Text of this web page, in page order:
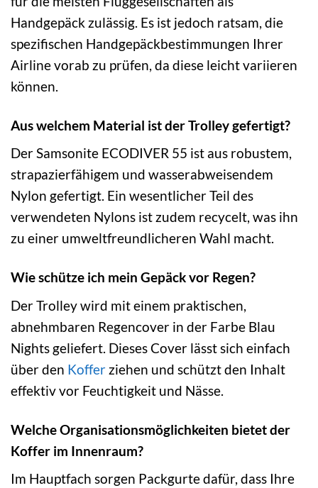
Handgepäck zulässig. Es ist jedoch ratsam, die
spezifischen Handgepäckbestimmungen Ihrer
Airline vorab zu prüfen, da diese leicht variieren
können.
Aus welchem Material ist der Trolley gefertigt?
Der Samsonite ECODIVER 55 ist aus robustem,
strapazierfähigem und wasserabweisendem
Nylon gefertigt. Ein wesentlicher Teil des
verwendeten Nylons ist zudem recycelt, was ihn
zu einer umweltfreundlicheren Wahl macht.
Wie schütze ich mein Gepäck vor Regen?
Der Trolley wird mit einem praktischen,
abnehmbaren Regencover in der Farbe Blau
Nights geliefert. Dieses Cover lässt sich einfach
über den Koffer ziehen und schützt den Inhalt
effektiv vor Feuchtigkeit und Nässe.
Welche Organisationsmöglichkeiten bietet der
Koffer im Innenraum?
Im Hauptfach sorgen Packgurte dafür, dass Ihre